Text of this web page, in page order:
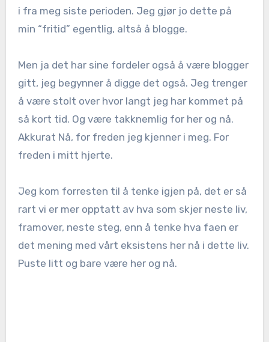
i fra meg siste perioden. Jeg gjør jo dette på
min “fritid” egentlig, altså å blogge.
Men ja det har sine fordeler også å være blogger
gitt, jeg begynner å digge det også. Jeg trenger
å være stolt over hvor langt jeg har kommet på
så kort tid. Og være takknemlig for her og nå.
Akkurat Nå, for freden jeg kjenner i meg. For
freden i mitt hjerte.
Jeg kom forresten til å tenke igjen på, det er så
rart vi er mer opptatt av hva som skjer neste liv,
framover, neste steg, enn å tenke hva faen er
det mening med vårt eksistens her nå i dette liv.
Puste litt og bare være her og nå.